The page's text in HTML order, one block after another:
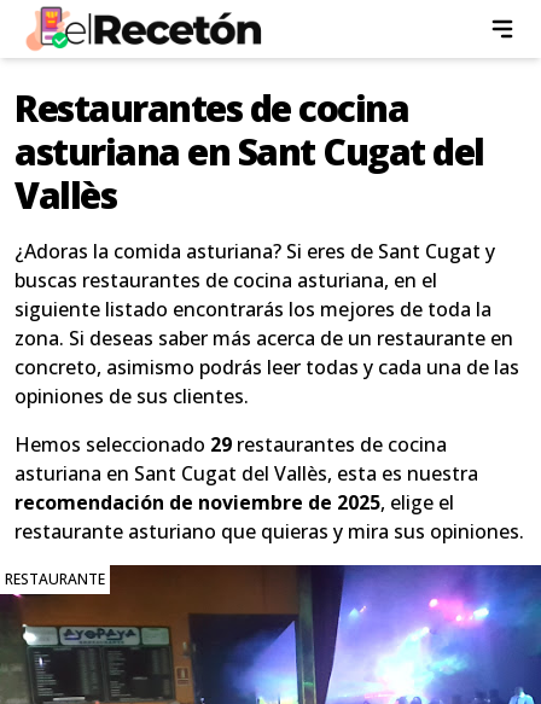
Restaurantes de cocina
asturiana en Sant Cugat del
Vallès
¿Adoras la comida asturiana? Si eres de Sant Cugat y
buscas restaurantes de cocina asturiana, en el
siguiente listado encontrarás los mejores de toda la
zona. Si deseas saber más acerca de un restaurante en
concreto, asimismo podrás leer todas y cada una de las
opiniones de sus clientes.
Hemos seleccionado 29 restaurantes de cocina
asturiana en Sant Cugat del Vallès, esta es nuestra
recomendación de noviembre de 2025, elige el
restaurante asturiano que quieras y mira sus opiniones.
RESTAURANTE